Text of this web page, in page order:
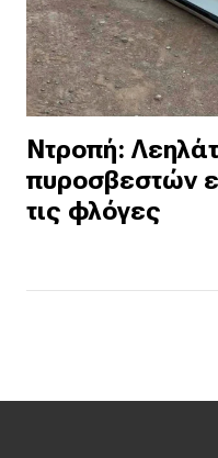
Ντροπή:
πυροσβεστών
τις φλόγες